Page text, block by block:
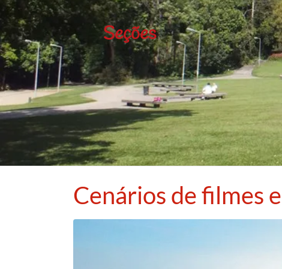
Seções
Cenários de filmes